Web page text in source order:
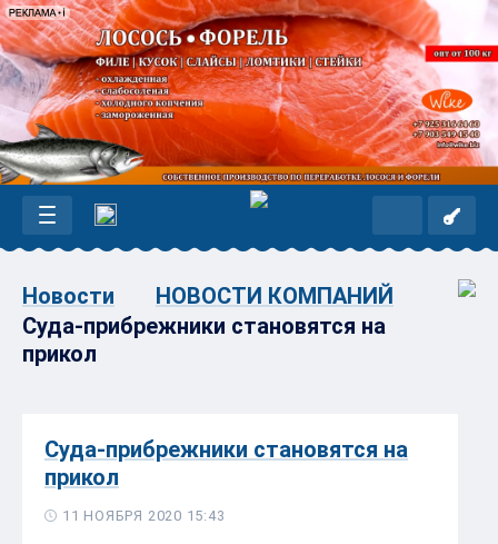
Новости
НОВОСТИ КОМПАНИЙ
Суда-прибрежники становятся на
прикол
Суда-прибрежники становятся на
прикол
11 НОЯБРЯ 2020 15:43